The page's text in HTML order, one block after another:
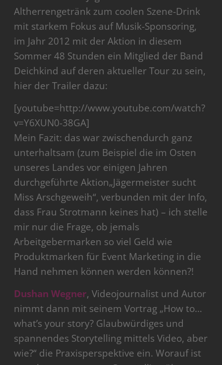
Altherrengetränk zum coolen Szene-Drink
mit starkem Fokus auf Musik-Sponsoring,
im Jahr 2012 mit der Aktion in diesem
Sommer 48 Stunden ein Mitglied der Band
Deichkind auf deren aktueller Tour zu sein,
hier der Trailer dazu:
[youtube=http://www.youtube.com/watch?
v=Y6XUN0-38GA]
Mein Fazit: das war zwischendurch ganz
unterhaltsam (zum Beispiel die im Osten
unseres Landes vor einigen Jahren
durchgeführte Aktion„Jägermeister sucht
Miss Arschgeweih“, verbunden mit der Info,
dass Frau Strotmann keines hat) – ich stelle
mir nur die Frage, ob jemals
Arbeitgebermarken so viel Geld wie
Produktmarken für Event Marketing in die
Hand nehmen können werden können?!
Dushan Wegner, Videojournalist und Autor
nimmt dann mit seinem Vortrag „How to…
what’s your story? Glaubwürdiges und
spannendes Storytelling mittels Video, aber
wie?“ die Praxisperspektive ein. Worauf ist